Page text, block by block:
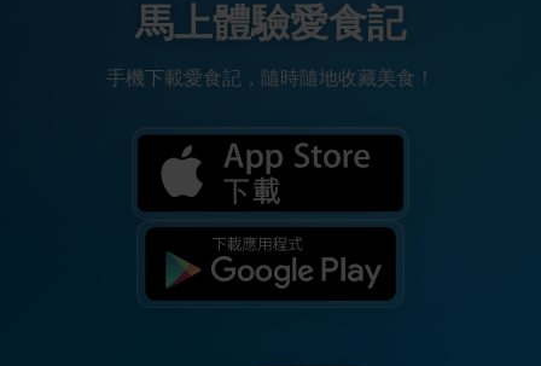
馬上體驗愛食記
手機下載愛食記，隨時隨地收藏美食！